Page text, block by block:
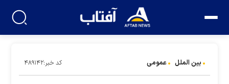
بین الملل عمومی کد خبر:۴۸۹۱۴۲